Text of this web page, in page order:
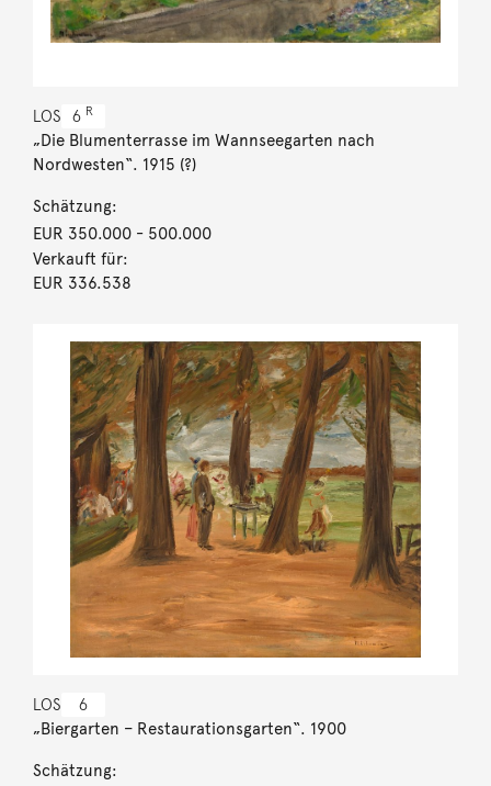
LOS 6 R
„Die Blumenterrasse im Wannseegarten nach
Nordwesten“. 1915 (?)
Schätzung:
EUR 350.000- 500.000
Verkauft für:
EUR 336.538
LOS 6
„Biergarten – Restaurationsgarten“. 1900
Schätzung: